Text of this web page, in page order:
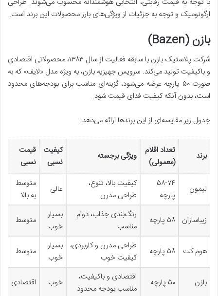
ارگونومیک و توجه به جزئیات از ویژگی‌های بارز محصولات این برند است.
بازن (Bazen)
شرکت پلاستیک بازن با سابقه فعالیت از سال ۱۳۸۳، محصولاتی اقتصادی
و باکیفیت تولید می‌کند. سرویس جهیزیه بازن، به ویژه مدل «لایف» که به
صورت ۵۰ پارچه عرضه می‌شود، گزینه‌ای مناسب برای بودجه‌های محدود
است، بدون آنکه کیفیت فدای قیمت شود.
جدول زیر مقایسه‌ای از این برندها ارائه می‌دهد:
برند
تعداد اقلام
(معمولی)
ویژگی برجسته
کیفیت
نسبی
قیمت
نسبی
لیمون
۵۸-۷۴
پارچه
کیفیت بالا، تنوع،
طراحی مدرن
عالی
متوسط
به بالا
زیباسازان ۵۸ پارچه
رنگ‌بندی جذاب، دوام
مناسب
بسیار
خوب
متوسط
هوم کت ۵۸ پارچه
طراحی مدرن و کاربردی،
کیفیت خوب
بسیار
خوب
متوسط
بازن ۵۰ پارچه
اقتصادی و باکیفیت،
مناسب بودجه محدود
خوب اقتصادی